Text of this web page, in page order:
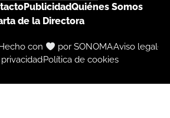
PublicidadQuiénes Somos
de la Directora
con por SONOMAAviso legal
Política de cookies